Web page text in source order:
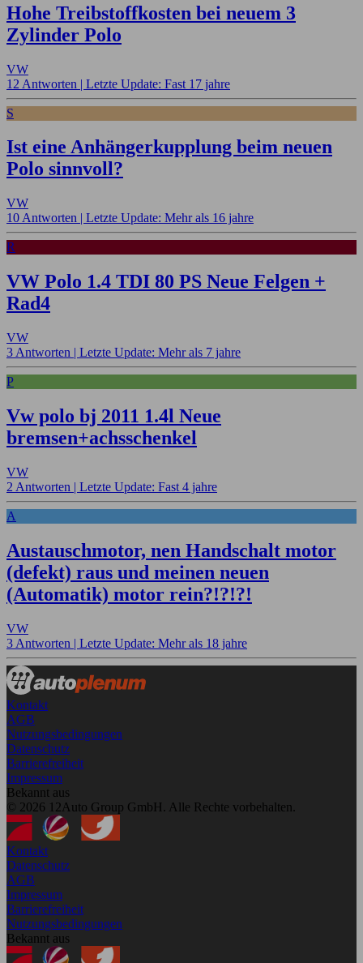
Hohe Treibstoffkosten bei neuem 3
Zylinder Polo
VW
12 Antworten | Letzte Update: Fast 17 jahre
S
Ist eine Anhängerkupplung beim neuen
Polo sinnvoll?
VW
10 Antworten | Letzte Update: Mehr als 16 jahre
R
VW Polo 1.4 TDI 80 PS Neue Felgen +
Rad4
VW
3 Antworten | Letzte Update: Mehr als 7 jahre
P
Vw polo bj 2011 1.4l Neue
bremsen+achsschenkel
VW
2 Antworten | Letzte Update: Fast 4 jahre
A
Austauschmotor, nen Handschalt motor
(defekt) raus und meinen neuen
(Automatik) motor rein?!?!?!
VW
3 Antworten | Letzte Update: Mehr als 18 jahre
Kontakt
AGB
Nutzungsbedingungen
Datenschutz
Barrierefreiheit
Impressum
Bekannt aus
© 2026 12Auto Group GmbH. Alle Rechte vorbehalten.
Kontakt
Datenschutz
AGB
Impressum
Barrierefreiheit
Nutzungsbedingungen
Bekannt aus